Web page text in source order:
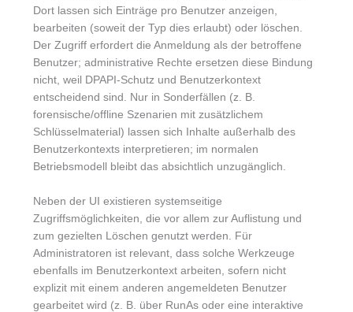
Dort lassen sich Einträge pro Benutzer anzeigen,
bearbeiten (soweit der Typ dies erlaubt) oder löschen.
Der Zugriff erfordert die Anmeldung als der betroffene
Benutzer; administrative Rechte ersetzen diese Bindung
nicht, weil DPAPI-Schutz und Benutzerkontext
entscheidend sind. Nur in Sonderfällen (z. B.
forensische/offline Szenarien mit zusätzlichem
Schlüsselmaterial) lassen sich Inhalte außerhalb des
Benutzerkontexts interpretieren; im normalen
Betriebsmodell bleibt das absichtlich unzugänglich.
Neben der UI existieren systemseitige
Zugriffsmöglichkeiten, die vor allem zur Auflistung und
zum gezielten Löschen genutzt werden. Für
Administratoren ist relevant, dass solche Werkzeuge
ebenfalls im Benutzerkontext arbeiten, sofern nicht
explizit mit einem anderen angemeldeten Benutzer
gearbeitet wird (z. B. über RunAs oder eine interaktive